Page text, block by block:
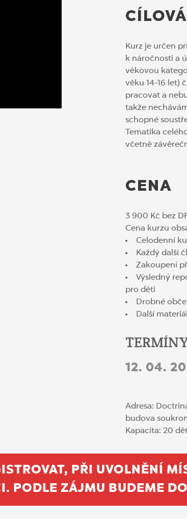
Kurz je určen
k náročnosti a
věkovou
věku 14-16 let)
pracovat a
takže
schopné
Tematika
včetně
CENA
3 900 Kč bez
Cena kurzu
Celodenní
Každý další
Zakoupení
Výsledný
pro děti
Drobné
Další
12. 04.
Adresa:
budova
Kapacita: 20
PŘI UVOLNĚNÍ
PODLE ZÁJMU BUDEME